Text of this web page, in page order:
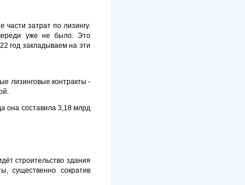
затрат по лизингу.
уже не было. Это
год закладываем на эти
лизинговые контракты -
она составила 3,18 млрд
строительство здания
существенно сократив